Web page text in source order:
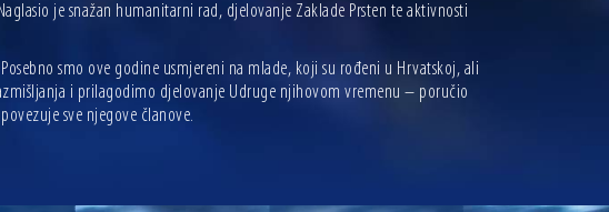
je snažan humanitarni rad, djelovanje Zaklade Prsten te aktivnosti
smo ove godine usmjereni na mlade, koji su rođeni u Hrvatskoj, ali
i prilagodimo djelovanje Udruge njihovom vremenu – poručio
sve njegove članove.